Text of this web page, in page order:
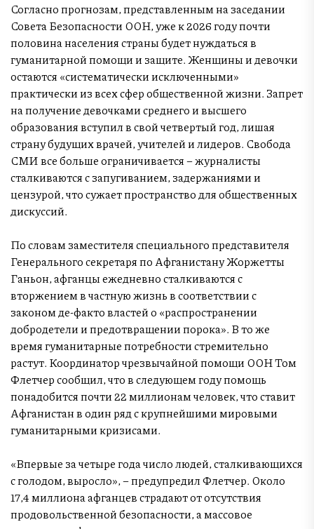
Согласно прогнозам, представленным на заседании
Совета Безопасности ООН, уже к 2026 году почти
половина населения страны будет нуждаться в
гуманитарной помощи и защите. Женщины и девочки
остаются «систематически исключенными»
практически из всех сфер общественной жизни. Запрет
на получение девочками среднего и высшего
образования вступил в свой четвертый год, лишая
страну будущих врачей, учителей и лидеров. Свобода
СМИ все больше ограничивается – журналисты
сталкиваются с запугиванием, задержаниями и
цензурой, что сужает пространство для общественных
дискуссий.
По словам заместителя специального представителя
Генерального секретаря по Афганистану Жоржетты
Ганьон, афганцы ежедневно сталкиваются с
вторжением в частную жизнь в соответствии с
законом де-факто властей о «распространении
добродетели и предотвращении порока». В то же
время гуманитарные потребности стремительно
растут. Координатор чрезвычайной помощи ООН Том
Флетчер сообщил, что в следующем году помощь
понадобится почти 22 миллионам человек, что ставит
Афганистан в один ряд с крупнейшими мировыми
гуманитарными кризисами.
«Впервые за четыре года число людей, сталкивающихся
с голодом, выросло», – предупредил Флетчер. Около
17,4 миллиона афганцев страдают от отсутствия
продовольственной безопасности, а массовое